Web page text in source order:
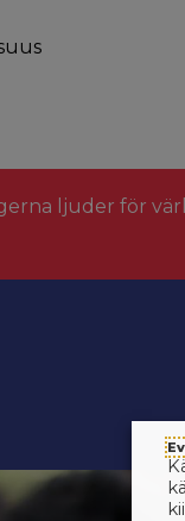
ljuder för